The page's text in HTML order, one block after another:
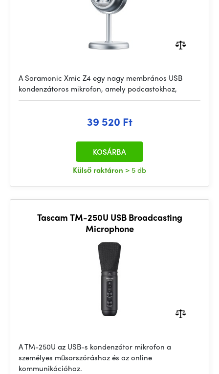
A Saramonic Xmic Z4 egy nagy membrános USB
kondenzátoros mikrofon, amely podcastokhoz,
39 520 Ft
Külső raktáron > 5 db
KOSÁRBA
Tascam TM-250U USB Broadcasting
Microphone
A TM-250U az USB-s kondenzátor mikrofon a
személyes műsorszóráshoz és az online
kommunikációhoz.